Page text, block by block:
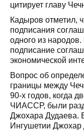
цитирует главу
Кадыров отметил,
подписания
одного из
подписание
экономической
Вопрос об
границы между
90-х годов, когда
ЧИАССР, были
Джохара Дудаева.
Ингушетии